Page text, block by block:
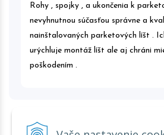
Rohy , spojky , a ukončenia k
nevyhnutnou súčasťou správne a
nainštalovaných parketových líšt .
urýchluje montáž líšt ale aj chráni
poškodením .